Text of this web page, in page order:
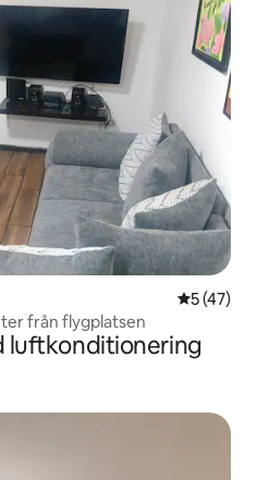
5 av 5 i
5 (47)
från flygplatsen
luftkonditionering